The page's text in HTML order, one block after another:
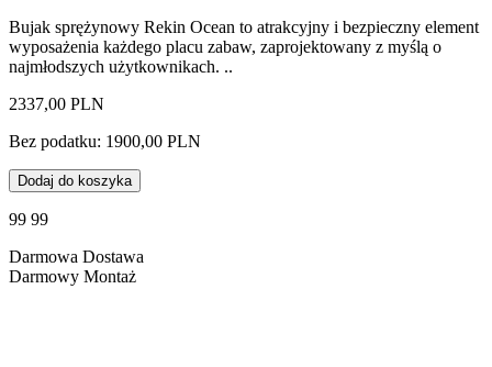
Bujak sprężynowy Rekin Ocean to atrakcyjny i bezpieczny element
wyposażenia każdego placu zabaw, zaprojektowany z myślą o
najmłodszych użytkownikach. ..
2337,00 PLN
Bez podatku: 1900,00 PLN
Dodaj do koszyka
99 99
Darmowa Dostawa
Darmowy Montaż